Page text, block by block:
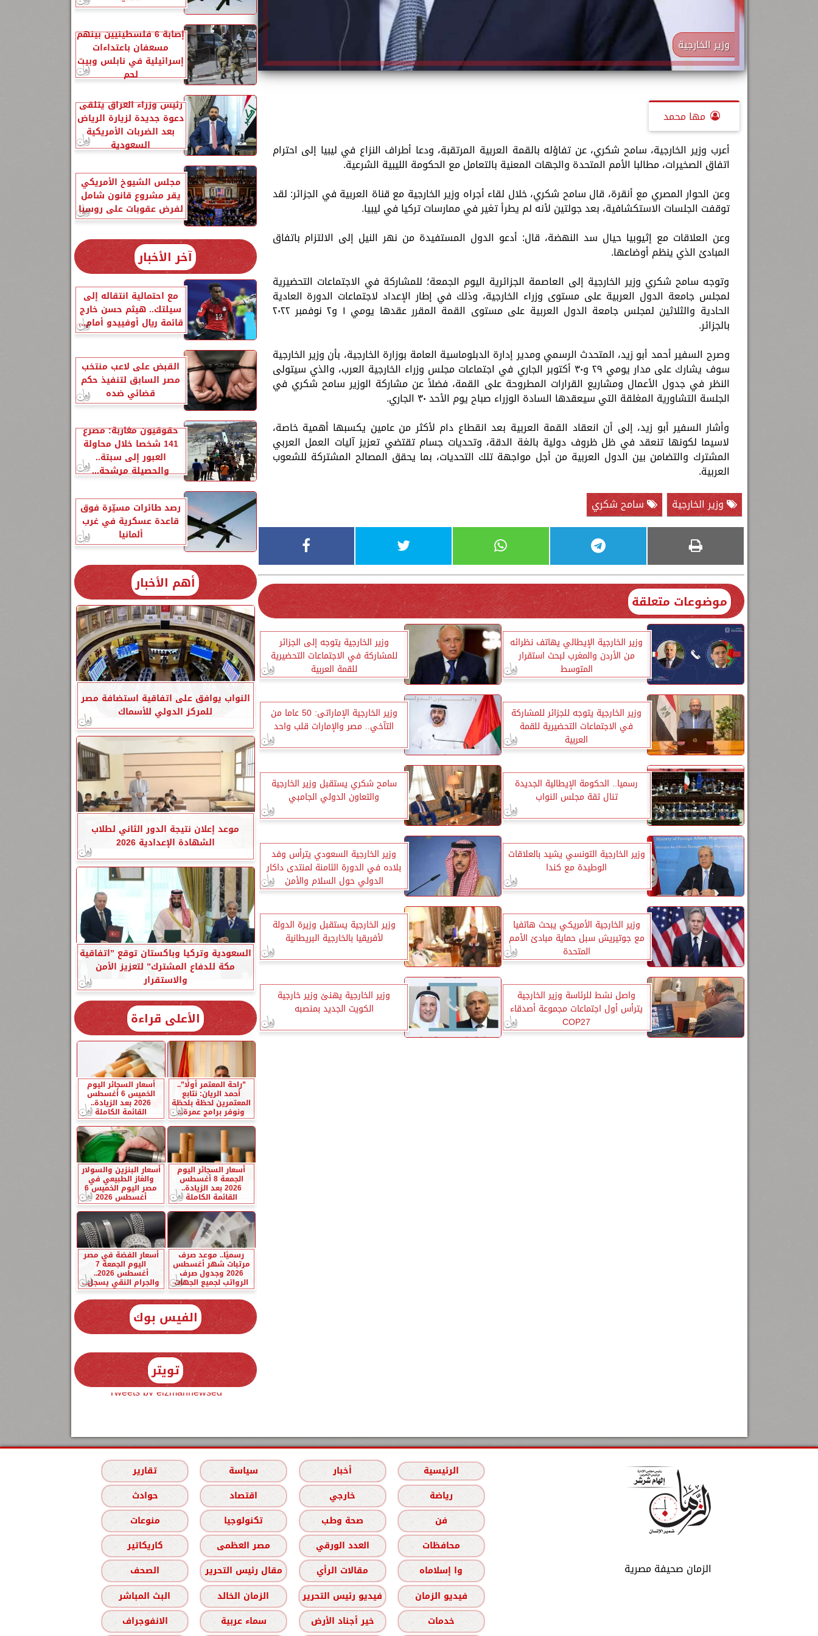
وزير الخارجية
مها محمد
أعرب وزير الخارجية، سامح شكري، عن تفاؤله بالقمة العربية المرتقبة، ودعا أطراف النزاع في ليبيا إلى احترام
اتفاق الصخيرات، مطالبا الأمم المتحدة والجهات المعنية بالتعامل مع الحكومة الليبية الشرعية.
وعن الحوار المصري مع أنقرة، قال سامح شكري، خلال لقاء أجراه وزير الخارجية مع قناة العربية في الجزائر: لقد
توقفت الجلسات الاستكشافية، بعد جولتين لأنه لم يطرأ تغير في ممارسات تركيا في ليبيا.
وعن العلاقات مع إثيوبيا حيال سد النهضة، قال: أدعو الدول المستفيدة من نهر النيل إلى الالتزام باتفاق
المبادئ الذي ينظم أوضاعها.
وتوجه سامح شكري وزير الخارجية إلى العاصمة الجزائرية اليوم الجمعة؛ للمشاركة في الاجتماعات التحضيرية
لمجلس جامعة الدول العربية على مستوى وزراء الخارجية، وذلك في إطار الإعداد لاجتماعات الدورة العادية
الحادية والثلاثين لمجلس جامعة الدول العربية على مستوى القمة المقرر عقدها يومي ١ و٢ نوفمبر ٢٠٢٢
بالجزائر.
وصرح السفير أحمد أبو زيد، المتحدث الرسمي ومدير إدارة الدبلوماسية العامة بوزارة الخارجية، بأن وزير الخارجية
سوف يشارك على مدار يومي ٢٩ و٣٠ أكتوبر الجاري في اجتماعات مجلس وزراء الخارجية العرب، والذي سيتولى
النظر في جدول الأعمال ومشاريع القرارات المطروحة على القمة، فضلاً عن مشاركة الوزير سامح شكري في
الجلسة التشاورية المغلقة التي سيعقدها السادة الوزراء صباح يوم الأحد ٣٠ الجاري.
وأشار السفير أبو زيد، إلى أن انعقاد القمة العربية بعد انقطاع دام لأكثر من عامين يكسبها أهمية خاصة،
لاسيما لكونها تنعقد في ظل ظروف دولية بالغة الدقة، وتحديات جسام تقتضي تعزيز آليات العمل العربي
المشترك والتضامن بين الدول العربية من أجل مواجهة تلك التحديات، بما يحقق المصالح المشتركة للشعوب
العربية.
وزير الخارجية
سامح شكري
موضوعات متعلقة
وزير الخارجية الإيطالي يهاتف نظرائه
من الأردن والمغرب لبحث استقرار
المتوسط
وزير الخارجية يتوجه إلى الجزائر
للمشاركة في الاجتماعات التحضيرية
للقمة العربية
وزير الخارجية يتوجه للجزائر للمشاركة
في الاجتماعات التحضيرية للقمة
العربية
وزير الخارجية الإماراتى: 50 عاما من
التآخي.. مصر والإمارات قلب واحد
رسميا.. الحكومة الإيطالية الجديدة
تنال ثقة مجلس النواب
سامح شكري يستقبل وزير الخارجية
والتعاون الدولي الجامبي
وزير الخارجية التونسي يشيد بالعلاقات
الوطيدة مع كندا
وزير الخارجية السعودي يترأس وفد
بلاده في الدورة الثامنة لمنتدى داكار
الدولي حول السلام والأمن
وزير الخارجية الأمريكي يبحث هاتفيا
مع جوتيريش سبل حماية مبادئ الأمم
المتحدة
وزير الخارجية يستقبل وزيرة الدولة
لأفريقيا بالخارجية البريطانية
واصل نشط للرئاسة وزير الخارجية
يترأس أول اجتماعات مجموعة أصدقاء
COP27
وزير الخارجية يهنئ وزير خارجية
الكويت الجديد بمنصبه
إصابة 6 فلسطينيين بينهم
مسعفان باعتداءات
إسرائيلية في نابلس وبيت
لحم
رئيس وزراء العراق يتلقى
دعوة جديدة لزيارة الرياض
بعد الضربات الأمريكية
السعودية
مجلس الشيوخ الأمريكي
يقر مشروع قانون شامل
لفرض عقوبات على روسيا
آخر الأخبار
مع احتمالية انتقاله إلى
سيلتك.. هيثم حسن خارج
قائمة ريال أوفييدو أمام...
القبض على لاعب منتخب
مصر السابق لتنفيذ حكم
قضائي ضده
حقوقيون مغاربة: مصرع
141 شخصا خلال محاولة
العبور إلى سبتة..
والحصيلة مرشحة...
رصد طائرات مسيّرة فوق
قاعدة عسكرية في غرب
ألمانيا
أهم الأخبار
النواب يوافق على اتفاقية استضافة مصر
للمركز الدولي للأسماك
موعد إعلان نتيجة الدور الثاني لطلاب
الشهادة الإعدادية 2026
السعودية وتركيا وباكستان توقع ”اتفاقية
مكة للدفاع المشترك” لتعزيز الأمن
والاستقرار
الأعلى قراءة
”راحة المعتمر أولًا”..
أحمد الريان: نتابع
المعتمرين لحظة بلحظة
ونوفر برامج عمرة...
أسعار السجائر اليوم
الخميس 6 أغسطس
2026 بعد الزيادة..
القائمة الكاملة
أسعار السجائر اليوم
الجمعة 8 أغسطس
2026 بعد الزيادة..
القائمة الكاملة
أسعار البنزين والسولار
والغاز الطبيعي في
مصر اليوم الخميس 6
أغسطس 2026
رسميًا.. موعد صرف
مرتبات شهر أغسطس
2026 وجدول صرف
الرواتب لجميع الجهات
أسعار الفضة في مصر
اليوم الجمعة 7
أغسطس 2026..
والجرام النقي يسجل...
الفيس بوك
تويتر
Tweets by elzmannewseg
الزمان صحيفة مصرية
الرئيسية أخبار سياسة
تقارير
رياضة
خارجي اقتصاد
حوادث
فن
صحة وطب تكنولوجيا
منوعات
محافظات
العدد الورقي مصر العظمى
كاريكاتير
وا إسلاماه
مقالات الرأي مقال رئيس التحرير
الصحف
فيديو الزمان
فيديو رئيس التحرير الزمان الخالد
البث المباشر
خدمات
خير أجناد الأرض سماء عربية الانفوجراف